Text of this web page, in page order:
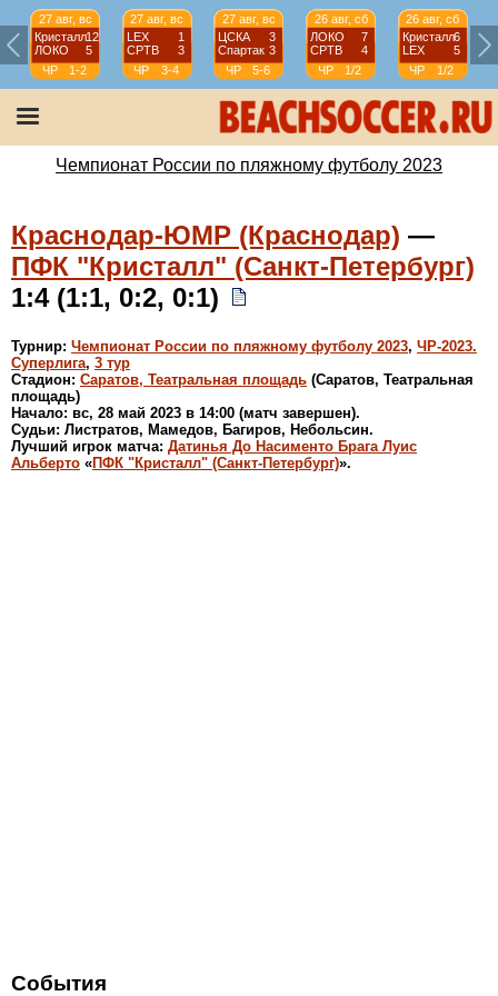
27 авг, вс
Кристалл12
ЛОКО
5
ЧР
1-2
27 авг, вс
LEX
1
СРТВ
3
ЧР
3-4
27 авг, вс
ЦСКА
3
Спартак 3
ЧР
5-6
26 авг, сб
ЛОКО
7
СРТВ
4
ЧР
1/2
26 авг, сб
Кристалл6
LEX
5
ЧР
1/2
Чемпионат России по пляжному футболу 2023
Краснодар-ЮМР (Краснодар) —
ПФК "Кристалл" (Санкт-Петербург)
1:4 (1:1, 0:2, 0:1)
Турнир: Чемпионат России по пляжному футболу 2023, ЧР-2023.
Суперлига, 3 тур
Стадион: Саратов, Театральная площадь (Саратов, Театральная
площадь)
Начало: вс, 28 май 2023 в 14:00 (матч завершен).
Судьи: Листратов, Мамедов, Багиров, Небольсин.
Лучший игрок матча: Датинья До Насименто Брага Луис
Альберто «ПФК "Кристалл" (Санкт-Петербург)».
События